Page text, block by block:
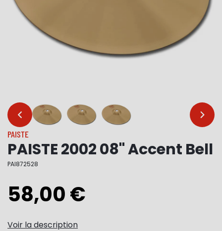
… …
PAISTE
PAISTE 2002 08" Accent Bell
PAI872528
58,00 €
Voir la description